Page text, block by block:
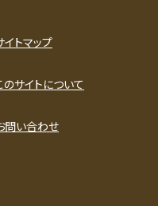
イトマップ
のサイトについて
問い合わせ